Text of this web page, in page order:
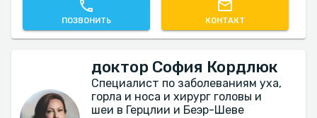
ПОЗВОНИТЬ КОНТАКТ
доктор София Кордлюк
Специалист по заболеваниям уха,
горла и носа и хирург головы и
шеи в Герцлии и Беэр-Шеве